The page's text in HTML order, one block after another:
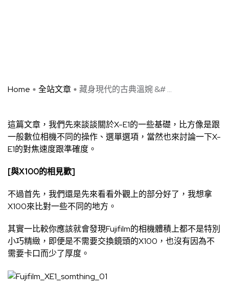
Home 全站文章 藏身現代的古典溫婉 &# ...
這篇文章，我們先來談談關於X-E1的一些基礎，比方像是跟
一般數位相機不同的操作、選單選項，當然也來討論一下X-
E1的對焦速度跟準確度。
[與X100的相見歡]
不過首先，我們還是先來看看外觀上的部分好了，我想拿
X100來比對一些不同的地方。
其實一比較你應該就會發現Fujifilm的相機體積上都不是特別
小巧精緻，即便是不需要交換鏡頭的X100，也沒有因為不
需要卡口而少了厚度。